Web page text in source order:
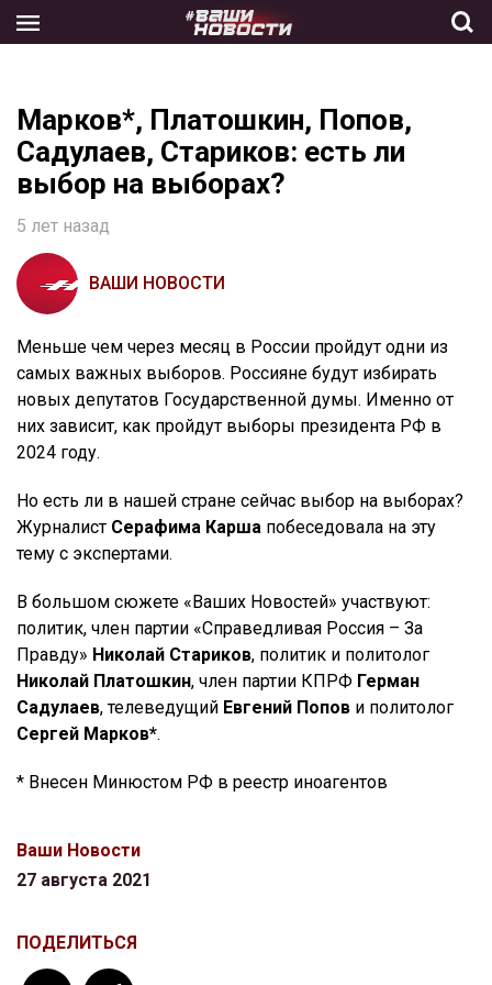
the
Марков*, Платошкин, Попов,
Садулаев, Стариков: есть ли
выбор на выборах?
5 лет назад
ВАШИ НОВОСТИ
Меньше чем через месяц в России пройдут одни из
самых важных выборов. Россияне будут избирать
новых депутатов Государственной думы. Именно от
них зависит, как пройдут выборы президента РФ в
2024 году.
Но есть ли в нашей стране сейчас выбор на выборах?
Журналист Серафима Карша побеседовала на эту
тему с экспертами.
В большом сюжете «Ваших Новостей» участвуют:
политик, член партии «Справедливая Россия – За
Правду» Николай Стариков, политик и политолог
Николай Платошкин, член партии КПРФ Герман
Садулаев, телеведущий Евгений Попов и политолог
Сергей Марков*.
* Внесен Минюстом РФ в реестр иноагентов
Ваши Новости
27 августа 2021
ПОДЕЛИТЬСЯ